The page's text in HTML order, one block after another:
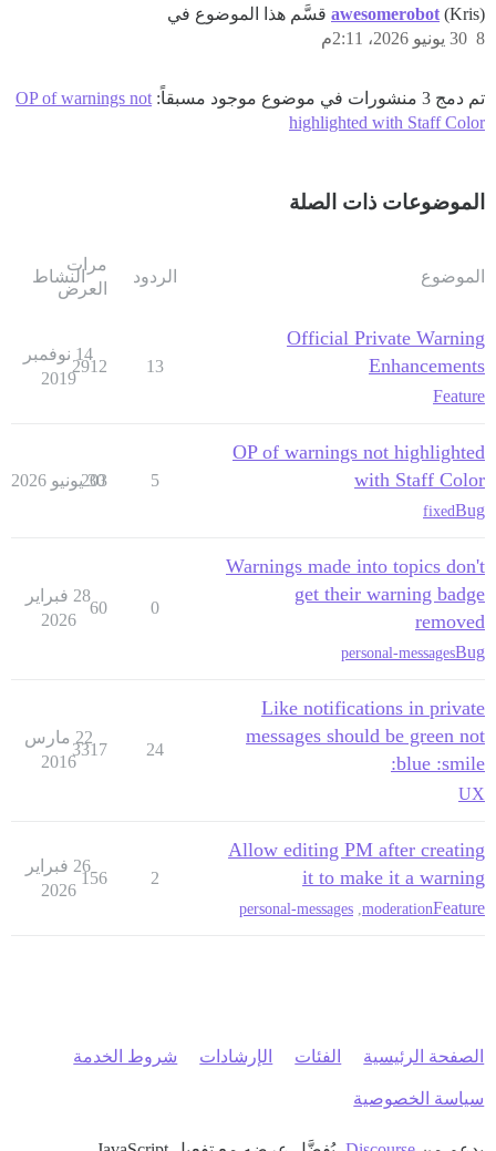
awesomerobot (Kris) قسَّم هذا الموضوع في
30 يونيو 2026، 2:11م 8
تم دمج 3 منشورات في موضوع موجود مسبقاً:
OP of warnings not
highlighted with Staff Color
الموضوعات ذات الصلة
الموضوع الردود
مرات
العرض
النشاط
Official Private Warning
Enhancements
Feature
13
2912
14 نوفمبر
2019
OP of warnings not highlighted
with Staff Color
Bug
fixed
5
203
30 يونيو 2026
Warnings made into topics don't
get their warning badge
removed
Bug
personal-messages
0
60
28 فبراير
2026
Like notifications in private
messages should be green not
blue :smile:
UX
24
3317
22 مارس
2016
Allow editing PM after creating
it to make it a warning
Feature
moderation
personal-messages
2
156
26 فبراير
2026
الصفحة الرئيسية الفئات الإرشادات شروط الخدمة
سياسة الخصوصية